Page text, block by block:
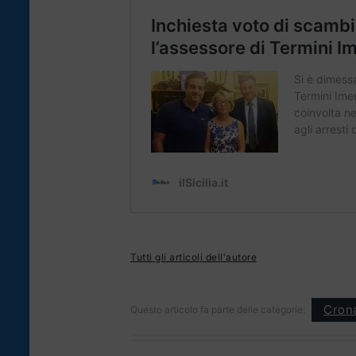
Tutti gli articoli dell'autore
Questo articolo fa parte delle categorie: